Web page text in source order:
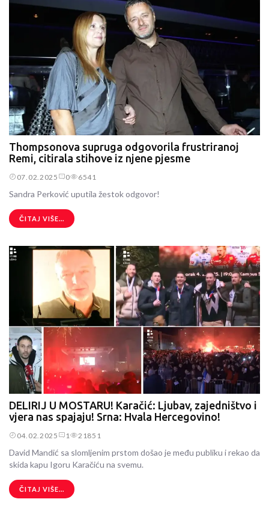
Thompsonova supruga odgovorila frustriranoj
Remi, citirala stihove iz njene pjesme
07.02.2025 0 6541
Sandra Perković uputila žestok odgovor!
ČITAJ VIŠE...
DELIRIJ U MOSTARU! Karačić: Ljubav, zajedništvo i
vjera nas spajaju! Srna: Hvala Hercegovino!
04.02.2025 1 21851
David Mandić sa slomljenim prstom došao je među publiku i rekao da
skida kapu Igoru Karačiću na svemu.
ČITAJ VIŠE...